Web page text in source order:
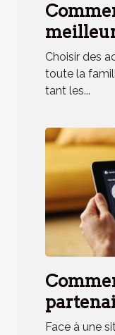
famille
Choisir des
toute la
tant les...
Face à une